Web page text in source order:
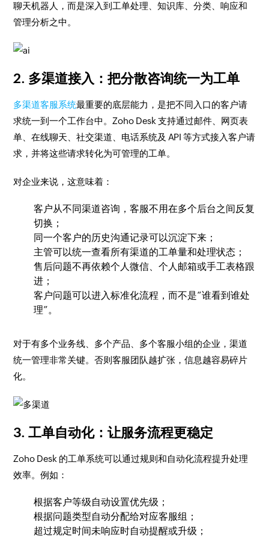
聊天机器人，而是深入到工单处理、知识库、分类、响应和
管理分析之中。
2. 多渠道接入：把分散咨询统一为工单
多渠道客服系统最重要的底层能力，是把不同入口的客户请
求统一到一个工作台中。Zoho Desk 支持通过邮件、网页表
单、在线聊天、社交渠道、电话系统及 API 等方式接入客户请
求，并将这些请求转化为可管理的工单。
对企业来说，这意味着：
客户从不同渠道咨询，客服不用在多个后台之间反复
切换；
同一个客户的历史沟通记录可以沉淀下来；
主管可以统一查看所有渠道的工单量和处理状态；
售后问题不再依赖个人微信、个人邮箱或手工表格跟
进；
客户问题可以进入标准化流程，而不是“谁看到谁处
理”。
对于有多个业务线、多个产品、多个客服小组的企业，渠道
统一管理非常关键。否则客服团队越扩张，信息越容易碎片
化。
3. 工单自动化：让服务流程更稳定
Zoho Desk 的工单系统可以通过规则和自动化流程提升处理
效率。例如：
根据客户等级自动设置优先级；
根据问题类型自动分配给对应客服组；
超过规定时间未响应时自动提醒或升级；